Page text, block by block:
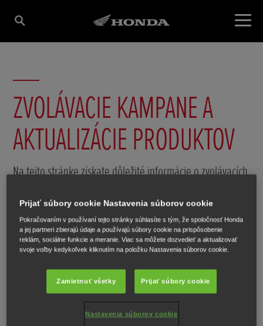
ZVOLÁVACIE KAMPANE A
AKTUALIZÁCIE PRODUKTOV
Na tejto stránke získate dôležité informácie o zvolávacích
motocykla Honda.
Okrem zaručenia bezpečnosti umožňujú prípadné
zvolávacie kampane, či aktualizácie produktov zvýšiť
dlhodobú kvalitu našich produktov a vašu skúsenosť s
dohliadnuť na ich dodržanie. Ak chcete získať informácie
Prijať súbory cookie Nastavenia súborov cookie
Pokračovaním v používaní tejto stránky súhlasíte s tým, že spoločnosť Honda
a jej partneri zbierajú údaje a používajú súbory cookie na prispôsobenie
reklám, sociálne funkcie a meranie. Viac sa môžete dozvedieť a aktualizovať
svoje voľby kedykoľvek kliknutím na položku Nastavenia súborov cookie.
Zamietnuť všetky Prijať súbory cookie
Nastavenia súborov cookie